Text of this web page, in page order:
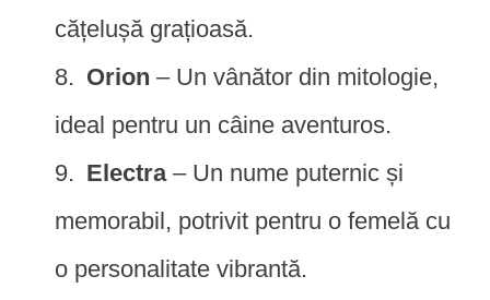
cățelușă grațioasă.
Orion – Un vânător din mitologie,
ideal pentru un câine aventuros.
Electra– Un nume puternic și
memorabil, potrivit pentru o femelă cu
o personalitate vibrantă.